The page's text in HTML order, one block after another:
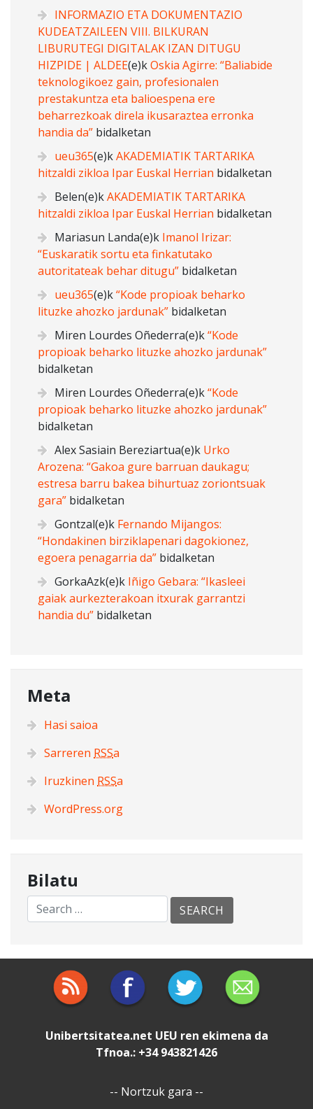
INFORMAZIO ETA DOKUMENTAZIO
KUDEATZAILEEN VIII. BILKURAN
LIBURUTEGI DIGITALAK IZAN DITUGU
HIZPIDE | ALDEE(e)kOskia Agirre: “Baliabide
teknologikoez gain, profesionalen
prestakuntza eta balioespena ere
beharrezkoak direla ikusaraztea erronka
handia da” bidalketan
ueu365(e)kAKADEMIATIK TARTARIKA
hitzaldi zikloa Ipar Euskal Herrian bidalketan
Belen(e)kAKADEMIATIK TARTARIKA
hitzaldi zikloa Ipar Euskal Herrian bidalketan
Mariasun Landa(e)k Imanol Irizar:
“Euskaratik sortu eta finkatutako
autoritateak behar ditugu” bidalketan
ueu365(e)k“Kode propioak beharko
lituzke ahozko jardunak” bidalketan
Miren Lourdes Oñederra(e)k“Kode
propioak beharko lituzke ahozko jardunak”
bidalketan
Miren Lourdes Oñederra(e)k“Kode
propioak beharko lituzke ahozko jardunak”
bidalketan
Alex Sasiain Bereziartua(e)k Urko
Arozena: “Gakoa gure barruan daukagu;
estresa barru bakea bihurtuaz zoriontsuak
gara” bidalketan
Gontzal(e)k Fernando Mijangos:
“Hondakinen birziklapenari dagokionez,
egoera penagarria da” bidalketan
GorkaAzk(e)k Iñigo Gebara: “Ikasleei
gaiak aurkezterakoan itxurak garrantzi
handia du” bidalketan
Meta
Hasi saioa
Sarreren RSSa
Iruzkinen RSSa
WordPress.org
Bilatu
Unibertsitatea.net UEU ren ekimena da
Tfnoa.: +34 943821426
-- Nortzuk gara --